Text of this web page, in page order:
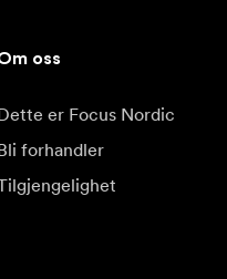
oss
er Focus Nordic
forhandler